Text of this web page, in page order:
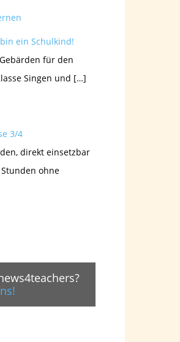
ein Schulkind!
für den
Singen und […]
3/4
direkt einsetzbar
ohne